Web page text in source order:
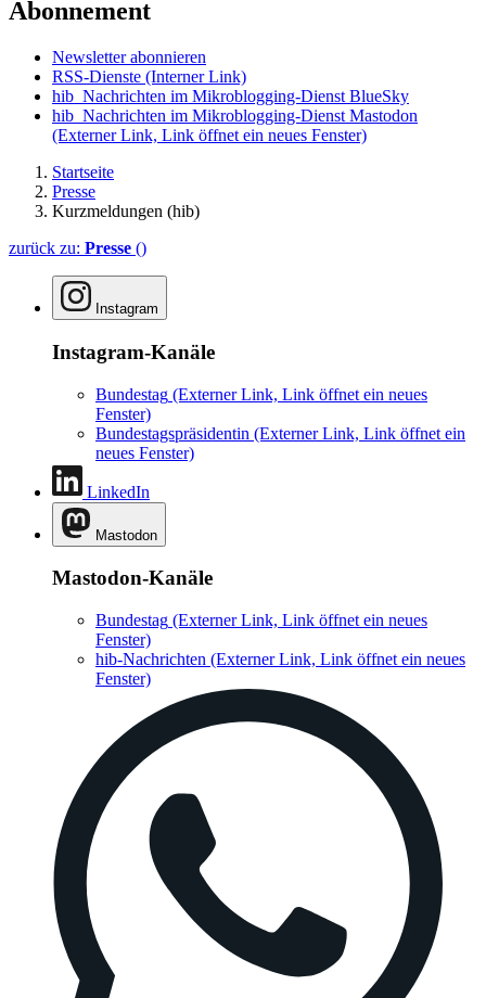
Abonnement
Newsletter abonnieren
RSS-Dienste (Interner Link)
hib_Nachrichten im Mikroblogging-Dienst BlueSky
hib_Nachrichten im Mikroblogging-Dienst Mastodon
(Externer Link, Link öffnet ein neues Fenster)
Startseite
Presse
Kurzmeldungen (hib)
zurück zu: Presse ()
Instagram
Instagram-Kanäle
Bundestag (Externer Link, Link öffnet ein neues
Fenster)
Bundestagspräsidentin (Externer Link, Link öffnet ein
neues Fenster)
LinkedIn
Mastodon
Mastodon-Kanäle
Bundestag (Externer Link, Link öffnet ein neues
Fenster)
hib-Nachrichten (Externer Link, Link öffnet ein neues
Fenster)